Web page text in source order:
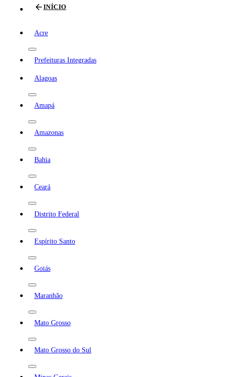
INÍCIO
Acre
Prefeituras Integradas
Alagoas
Amapá
Amazonas
Bahia
Ceará
Distrito Federal
Espírito Santo
Goiás
Maranhão
Mato Grosso
Mato Grosso do Sul